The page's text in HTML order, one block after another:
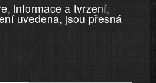
informace a tvrzení,
uvedena, jsou přesná